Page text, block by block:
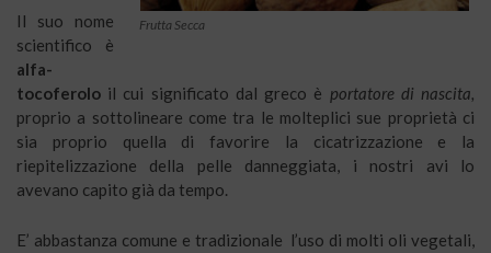
Frutta Secca
Il suo nome
scientifico è
alfa-
tocoferolo il cui significato dal greco è portatore di nascita,
proprio a sottolineare come tra le molteplici sue proprietà ci
sia proprio quella di favorire la cicatrizzazione e la
riepitelizzazione della pelle danneggiata, i nostri avi lo
avevano capito già da tempo.
E’ abbastanza comune e tradizionale l’uso di molti oli vegetali,